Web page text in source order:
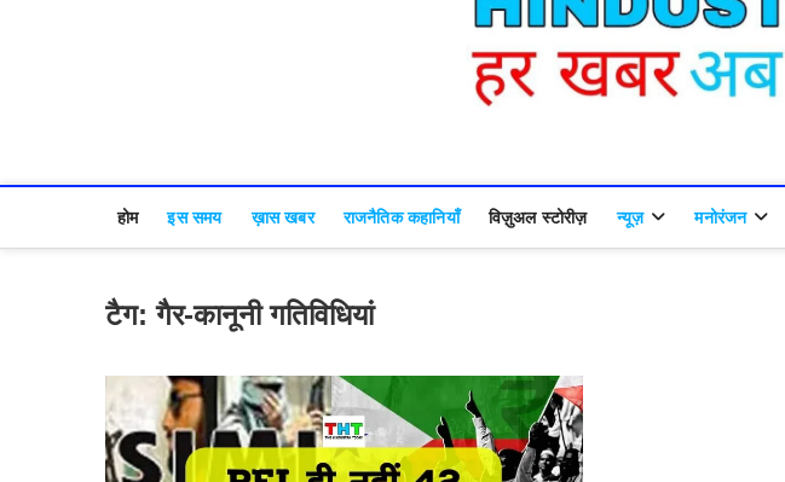
होम इस समय ख़ास खबर राजनैतिक कहानियाँ विज़ुअल स्टोरीज़ न्यूज़ मनोरंजन
टैग:गैर-कानूनी गतिविधियां